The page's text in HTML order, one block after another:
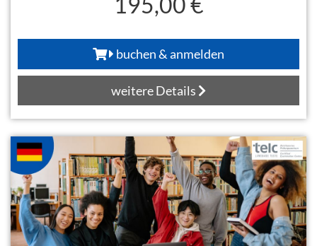
buchen & anmelden
weitere Details